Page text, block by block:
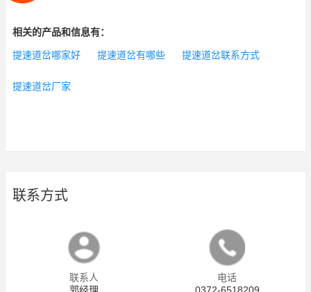
相关的产品和信息有：
提速道岔哪家好 提速道岔有哪些 提速道岔联系方式
提速道岔厂家
联系方式
联系人
电话